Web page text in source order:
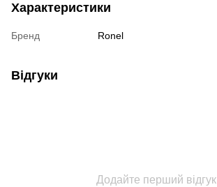
Характеристики
Бренд Ronel
Відгуки
Додайте перший відгук